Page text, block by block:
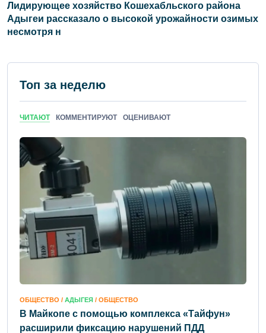
Лидирующее хозяйство Кошехабльского района
Адыгеи рассказало о высокой урожайности озимых
несмотря н
Топ за неделю
ЧИТАЮТ КОММЕНТИРУЮТ ОЦЕНИВАЮТ
ОБЩЕСТВО / АДЫГЕЯ / ОБЩЕСТВО
В Майкопе с помощью комплекса «Тайфун»
расширили фиксацию нарушений ПДД